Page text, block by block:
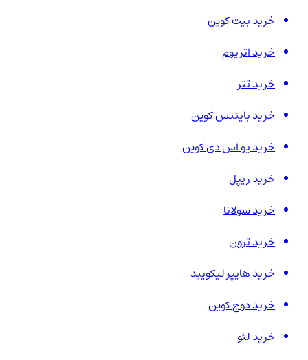
خرید بیت کوین
خرید اتریوم
خرید تتر
خرید بایننس کوین
خرید یو اس دی کوین
خرید ریپل
خرید سولانا
خرید ترون
خرید هایپر لیکویید
خرید دوج کوین
خرید لئو